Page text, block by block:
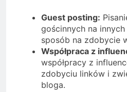
Guest posting:
gościnnych na
sposób na zdobycie
Współpraca z
współpracy z
zdobyciu linków i
bloga.